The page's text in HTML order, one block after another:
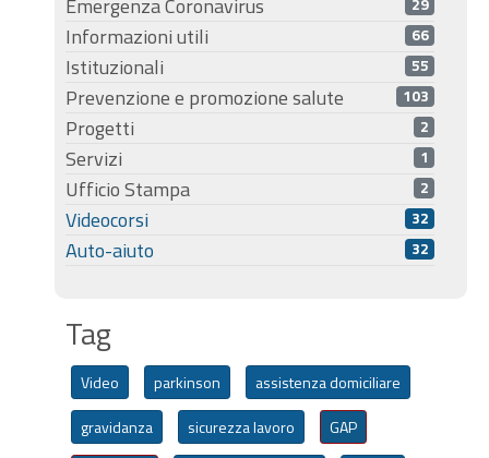
29
Informazioni utili 66
Istituzionali 55
Prevenzione e promozione salute 103
Progetti 2
Servizi 1
Ufficio Stampa 2
Videocorsi 32
Auto-aiuto 32
Tag
Video parkinson
assistenza domiciliare
gravidanza
sicurezza lavoro
GAP